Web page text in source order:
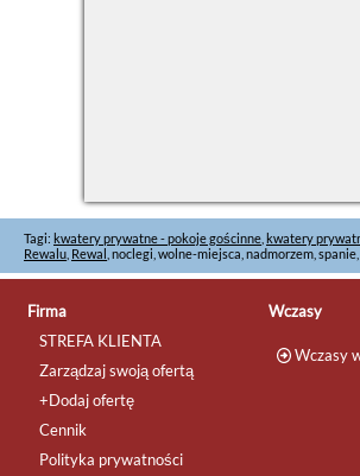
Tagi: kwatery prywatne - pokoje gościnne kwatery
Rewalu Rewal , noclegi, wolne-miejsca, nadmorzem,
Firma
STREFA KLIENTA
Zarządzaj swoją ofertą
+Dodaj ofertę
Cennik
Polityka prywatności
Wczasy
Wczasy